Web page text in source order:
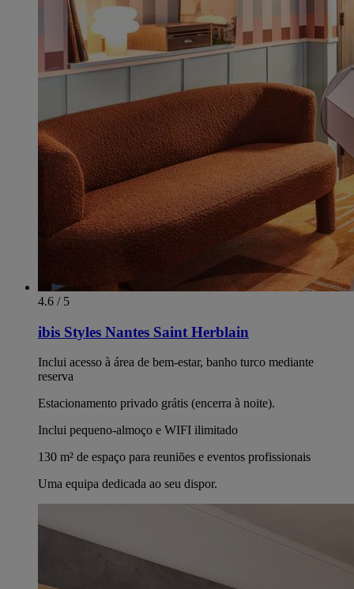
4.6 / 5
ibis Styles Nantes Saint Herblain
Inclui acesso à área de bem-estar, banho turco mediante
reserva
Estacionamento privado grátis (encerra à noite).
Inclui pequeno-almoço e WIFI ilimitado
130 m² de espaço para reuniões e eventos profissionais
Uma equipa dedicada ao seu dispor.